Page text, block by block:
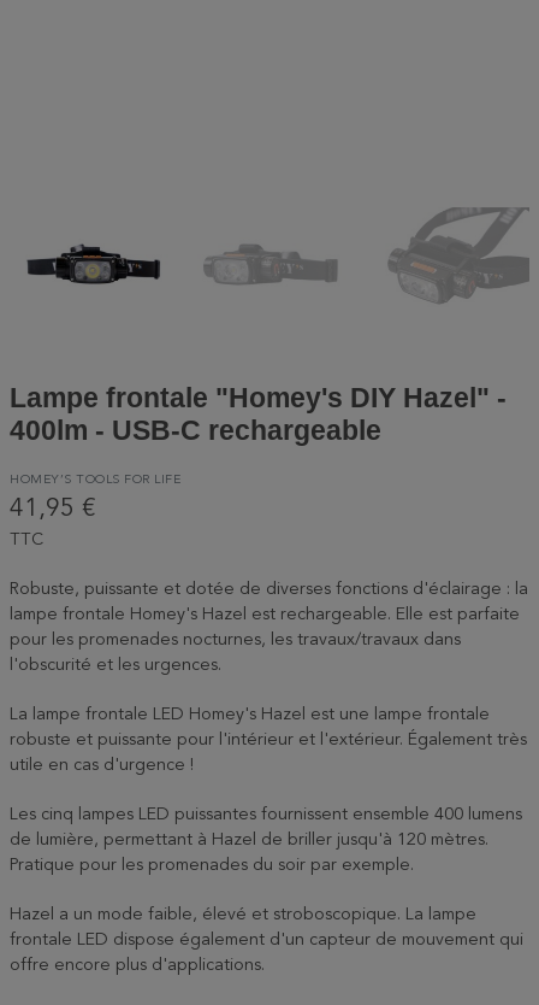
Lampe frontale "Homey's DIY Hazel" -
400lm - USB-C rechargeable
HOMEY’S TOOLS FOR LIFE
41,95 €
TTC
Robuste, puissante et dotée de diverses fonctions d'éclairage : la
lampe frontale Homey's Hazel est rechargeable. Elle est parfaite
pour les promenades nocturnes, les travaux/travaux dans
l'obscurité et les urgences.
La lampe frontale LED Homey's Hazel est une lampe frontale
robuste et puissante pour l'intérieur et l'extérieur. Également très
utile en cas d'urgence !
Les cinq lampes LED puissantes fournissent ensemble 400 lumens
de lumière, permettant à Hazel de briller jusqu'à 120 mètres.
Pratique pour les promenades du soir par exemple.
Hazel a un mode faible, élevé et stroboscopique. La lampe
frontale LED dispose également d'un capteur de mouvement qui
offre encore plus d'applications.